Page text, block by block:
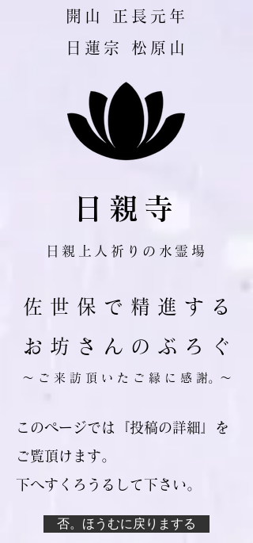
​開山 正長元年
日蓮宗 松原山
日親寺
日親上人祈りの水霊場
佐 世 保 で 精 進 す る
お 坊 さ ん の ぶ ろ ぐ
​～ ご 来 訪 頂 い た ご 縁 に 感 謝。～
このページでは『投稿の詳細』を
ご覧頂けます。
​下へすくろうるして下さい。
否。ほうむに戻りまする